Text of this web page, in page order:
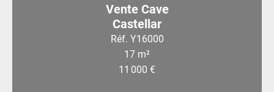
Vente Cave
Castellar
Réf. Y16000
17 m²
11 000 €